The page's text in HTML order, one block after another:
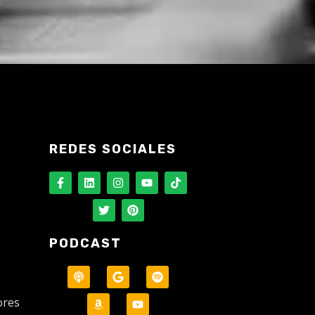
REDES SOCIALES
PODCAST